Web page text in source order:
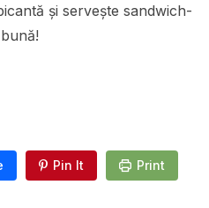
și servește sandwich-
Pin It Print